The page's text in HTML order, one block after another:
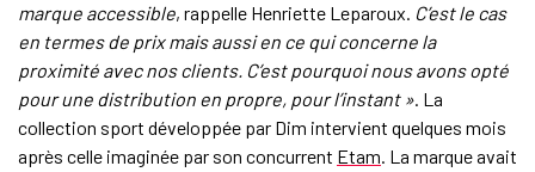
marque accessible, rappelle Henriette Leparoux. C’est le cas
en termes de prix mais aussi en ce qui concerne la
proximité avec nos clients. C’est pourquoi nous avons opté
pour une distribution en propre, pour l’instant ». La
collection sport développée par Dim intervient quelques mois
après celle imaginée par son concurrent Etam. La marque avait